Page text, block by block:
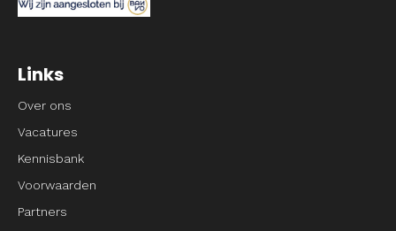
Links
Over ons
Vacatures
Kennisbank
Voorwaarden
Partners